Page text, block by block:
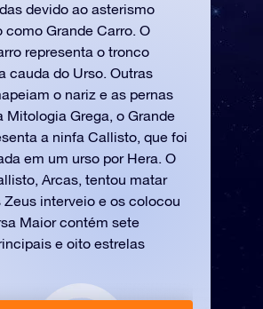
devido ao asterismo
como Grande Carro. O
representa o tronco
cauda do Urso. Outras
o nariz e as pernas
Mitologia Grega, o Grande
a ninfa Callisto, que foi
em um urso por Hera. O
Arcas, tentou matar
Zeus interveio e os colocou
Maior contém sete
e oito estrelas